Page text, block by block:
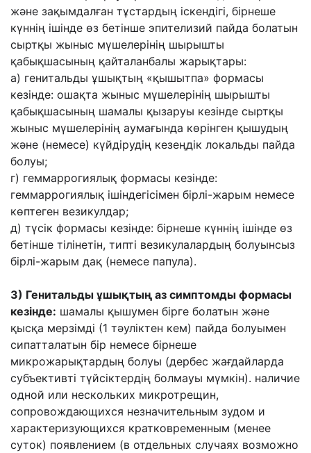
және зақымдалған тұстардың іскендігі, бірнеше
күннің ішінде өз бетінше эпителизий пайда болатын
сыртқы жыныс мүшелерінің шырышты
қабықшасының қайталанбалы жарықтары:
а) генитальды ұшықтың «қышытпа» формасы
кезінде: ошақта жыныс мүшелерінің шырышты
қабықшасының шамалы қызаруы кезінде сыртқы
жыныс мүшелерінің аумағында көрінген қышудың
және (немесе) күйдірудің кезеңдік локальды пайда
болуы;
г) геммаррогиялық формасы кезінде:
геммаррогиялық ішіндегісімен бірлі-жарым немесе
көптеген везикулдар;
д) түсік формасы кезінде: бірнеше күннің ішінде өз
бетінше тілінетін, типті везикулалардың болуынсыз
бірлі-жарым дақ (немесе папула).
3) Генитальды ұшықтың аз симптомды формасы
кезінде: шамалы қышумен бірге болатын және
қысқа мерзімді (1 тәуліктен кем) пайда болуымен
сипатталатын бір немесе бірнеше
микрожарықтардың болуы (дербес жағдайларда
субъективті түйсіктердің болмауы мүмкін). наличие
одной или нескольких микротрещин,
сопровождающихся незначительным зудом и
характеризующихся кратковременным (менее
суток) появлением (в отдельных случаях возможно